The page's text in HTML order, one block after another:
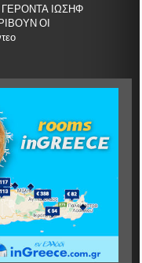
ΙΩΣΗΦ
ΟΙ